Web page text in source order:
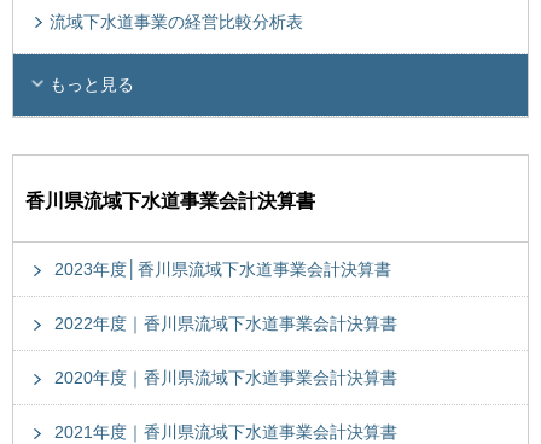
流域下水道事業の経営比較分析表
もっと見る
香川県流域下水道事業会計決算書
2023年度│香川県流域下水道事業会計決算書
2022年度｜香川県流域下水道事業会計決算書
2020年度｜香川県流域下水道事業会計決算書
2021年度｜香川県流域下水道事業会計決算書